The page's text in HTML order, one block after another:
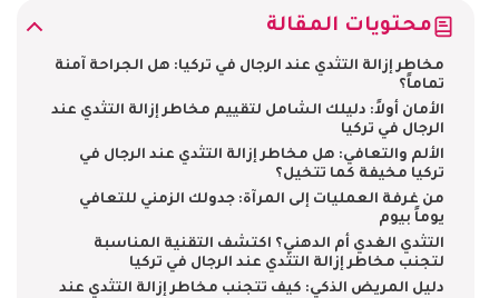
محتويات المقالة
مخاطر إزالة التثدي عند الرجال في تركيا: هل الجراحة آمنة
تماماً؟
الأمان أولاً: دليلك الشامل لتقييم مخاطر إزالة التثدي عند
الرجال في تركيا
الألم والتعافي: هل مخاطر إزالة التثدي عند الرجال في
تركيا مخيفة كما تتخيل؟
من غرفة العمليات إلى المرآة: جدولك الزمني للتعافي
يوماً بيوم
التثدي الغدي أم الدهني؟ اكتشف التقنية المناسبة
لتجنب مخاطر إزالة التثدي عند الرجال في تركيا
دليل المريض الذكي: كيف تتجنب مخاطر إزالة التثدي عند